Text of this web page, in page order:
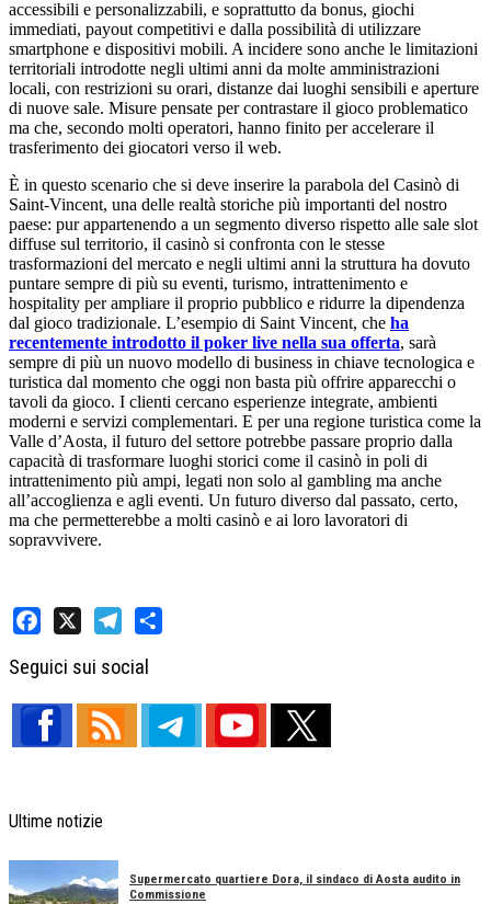
accessibili e personalizzabili, e soprattutto da bonus, giochi
immediati, payout competitivi e dalla possibilità di utilizzare
smartphone e dispositivi mobili. A incidere sono anche le limitazioni
territoriali introdotte negli ultimi anni da molte amministrazioni
locali, con restrizioni su orari, distanze dai luoghi sensibili e aperture
di nuove sale. Misure pensate per contrastare il gioco problematico
ma che, secondo molti operatori, hanno finito per accelerare il
trasferimento dei giocatori verso il web.
È in questo scenario che si deve inserire la parabola del Casinò di
Saint-Vincent, una delle realtà storiche più importanti del nostro
paese: pur appartenendo a un segmento diverso rispetto alle sale slot
diffuse sul territorio, il casinò si confronta con le stesse
trasformazioni del mercato e negli ultimi anni la struttura ha dovuto
puntare sempre di più su eventi, turismo, intrattenimento e
hospitality per ampliare il proprio pubblico e ridurre la dipendenza
dal gioco tradizionale. L’esempio di Saint Vincent, che ha
recentemente introdotto il poker live nella sua offerta, sarà
sempre di più un nuovo modello di business in chiave tecnologica e
turistica dal momento che oggi non basta più offrire apparecchi o
tavoli da gioco. I clienti cercano esperienze integrate, ambienti
moderni e servizi complementari. E per una regione turistica come la
Valle d’Aosta, il futuro del settore potrebbe passare proprio dalla
capacità di trasformare luoghi storici come il casinò in poli di
intrattenimento più ampi, legati non solo al gambling ma anche
all’accoglienza e agli eventi. Un futuro diverso dal passato, certo,
ma che permetterebbe a molti casinò e ai loro lavoratori di
sopravvivere.
Seguici sui social
Ultime notizie
Supermercato quartiere Dora, il sindaco di Aosta audito in
Commissione